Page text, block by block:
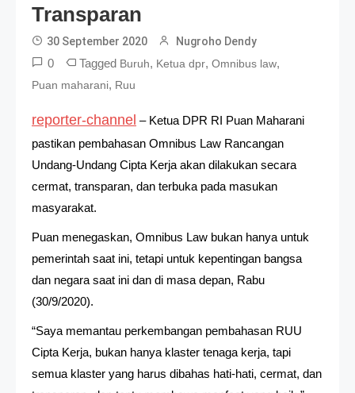
Transparan
30 September 2020 Nugroho Dendy
0 Tagged Buruh, Ketua dpr, Omnibus law,
Puan maharani, Ruu
reporter-channel – Ketua DPR RI Puan Maharani
pastikan pembahasan Omnibus Law Rancangan
Undang-Undang Cipta Kerja akan dilakukan secara
cermat, transparan, dan terbuka pada masukan
masyarakat.
Puan menegaskan, Omnibus Law bukan hanya untuk
pemerintah saat ini, tetapi untuk kepentingan bangsa
dan negara saat ini dan di masa depan, Rabu
(30/9/2020).
“Saya memantau perkembangan pembahasan RUU
Cipta Kerja, bukan hanya klaster tenaga kerja, tapi
semua klaster yang harus dibahas hati-hati, cermat, dan